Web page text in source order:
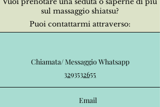
sul massaggio shiatsu?
Puoi contattarmi attraverso:
Chiamata/ Messaggio Whatsapp
3293532655
Email